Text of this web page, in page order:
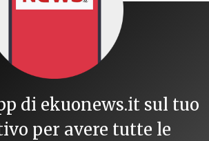
di ekuonews.it sul tuo
per avere tutte le